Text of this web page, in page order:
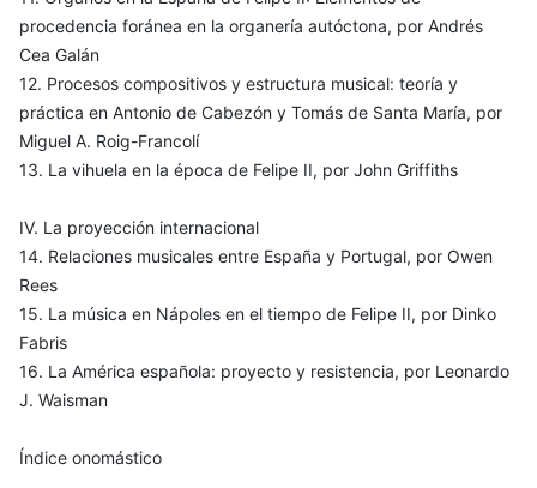
procedencia foránea en la organería autóctona, por Andrés
Cea Galán
12. Procesos compositivos y estructura musical: teoría y
práctica en Antonio de Cabezón y Tomás de Santa María, por
Miguel A. Roig-Francolí
13. La vihuela en la época de Felipe II, por John Griffiths
IV. La proyección internacional
14. Relaciones musicales entre España y Portugal, por Owen
Rees
15. La música en Nápoles en el tiempo de Felipe II, por Dinko
Fabris
16. La América española: proyecto y resistencia, por Leonardo
J. Waisman
Índice onomástico